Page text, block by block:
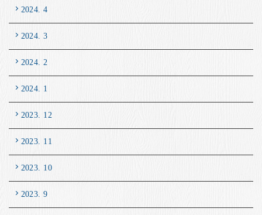
2024. 4
2024. 3
2024. 2
2024. 1
2023. 12
2023. 11
2023. 10
2023. 9